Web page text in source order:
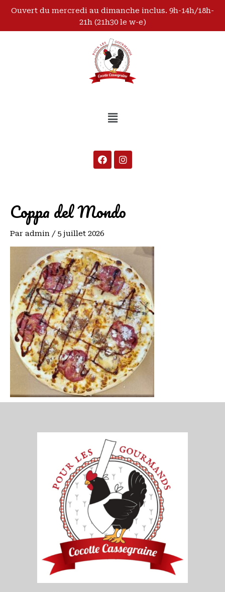
Ouvert du mercredi au dimanche inclus. 9h-14h/18h-
21h (21h30 le w-e)
Coppa del Mondo
Par admin / 5 juillet 2026